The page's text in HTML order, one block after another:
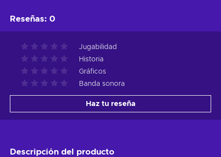
Reseñas: 0
Jugabilidad
Historia
Gráficos
Banda sonora
Haz tu reseña
Descripción del producto